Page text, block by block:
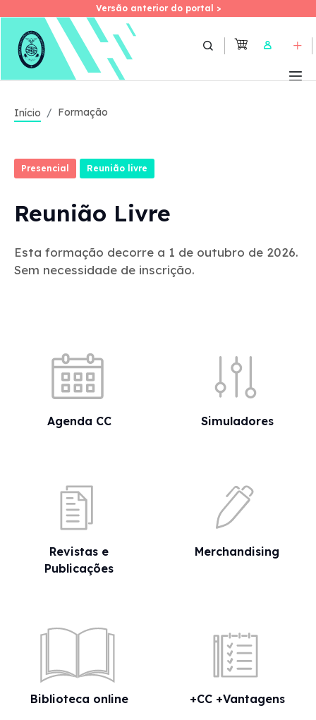
Skip
Versão anterior do portal >
Versão anterior do portal >
User
Início Formação
Presencial Reunião livre
Reunião Livre
Esta formação decorre a 1 de outubro de 2026.
Sem necessidade de inscrição.
Agenda CC Simuladores
Revistas e
Publicações
Merchandising
Biblioteca online +CC +Vantagens